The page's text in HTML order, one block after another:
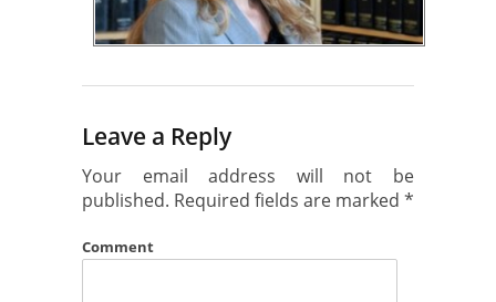
Leave a Reply
Your email address will not be
published. Required fields are marked *
Comment